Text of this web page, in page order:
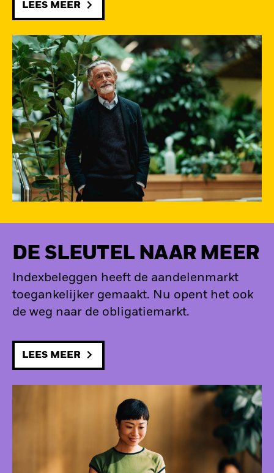
LEES MEER
DE SLEUTEL NAAR MEER
Indexbeleggen heeft de aandelenmarkt
toegankelijker gemaakt. Nu opent het ook
de weg naar de obligatiemarkt.
LEES MEER